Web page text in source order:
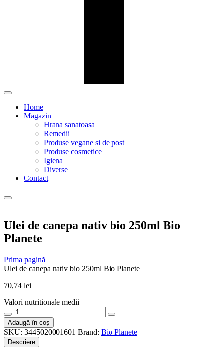
Home
Magazin
Hrana sanatoasa
Remedii
Produse vegane si de post
Produse cosmetice
Igiena
Diverse
Contact
Ulei de canepa nativ bio 250ml Bio
Planete
Prima pagină
Ulei de canepa nativ bio 250ml Bio Planete
70,74 lei
Valori nutritionale medii
Cantitate
Ulei
de
canepa
nativ
Adaugă în coș
SKU: 3445020001601 Brand: Bio Planete
Descriere